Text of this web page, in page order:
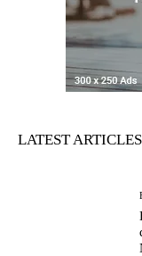
LATEST ARTICLES